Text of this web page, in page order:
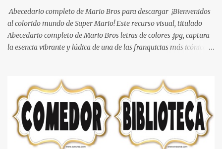
Abecedario completo de Mario Bros para descargar ¡Bienvenidos
al colorido mundo de Super Mario! Este recurso visual, titulado
Abecedario completo de Mario Bros letras de colores .jpg, captura
la esencia vibrante y lúdica de una de las franquicias más icónicas
tipografía clásica y robusta que los fans han reconocido por
décadas. En esta primera sección, el abecedario nos presenta:
Identidad Visual: Un diseño de bloques con bordes negros gruesos
que resaltan sobre cualquier fondo. Paleta de Colores: Una
secuencia dinámica que alterna entre el rojo de Mario, el verde de
Luigi, y los tonos azul y amarillo clásicos de los elementos del